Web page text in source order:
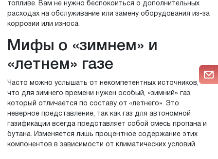
топливе. Вам не нужно беспокоиться о дополнительных
расходах на обслуживание или замену оборудования из-за
коррозии или износа.
Мифы о «зимнем» и
«летнем» газе
Часто можно услышать от некомпетентных источников,
что для зимнего времени нужен особый, «зимний» газ,
который отличается по составу от «летнего». Это
неверное представление, так как газ для автономной
газификации всегда представляет собой смесь пропана и
бутана. Изменяется лишь процентное содержание этих
компонентов в зависимости от климатических условий.